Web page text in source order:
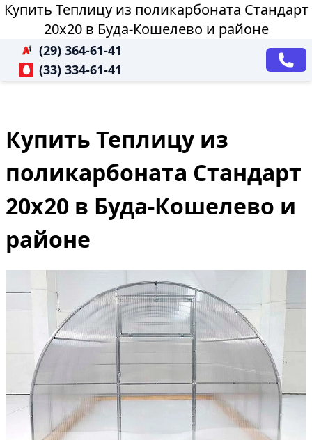
Купить Теплицу из поликарбоната Стандарт
20х20 в Буда-Кошелево и районе
(29) 364-61-41
(33) 334-61-41
Купить Теплицу из
поликарбоната Стандарт
20х20 в Буда-Кошелево и
районе